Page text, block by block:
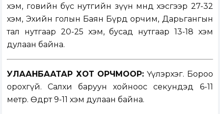
хэм, говийн бүс нутгийн зүүн өмнөд хэсгээр 27-32
хэм, Эхийн голын Баян Бүрд орчим, Дарьгангын
тал нутгаар 20-25 хэм, бусад нутгаар 13-18 хэм
дулаан байна.
УЛААНБААТАР ХОТ ОРЧМООР: Үүлэрхэг. Бороо
орохгүй. Салхи баруун хойноос секундэд 6-11
метр. Өдөртөө 9-11 хэм дулаан байна.